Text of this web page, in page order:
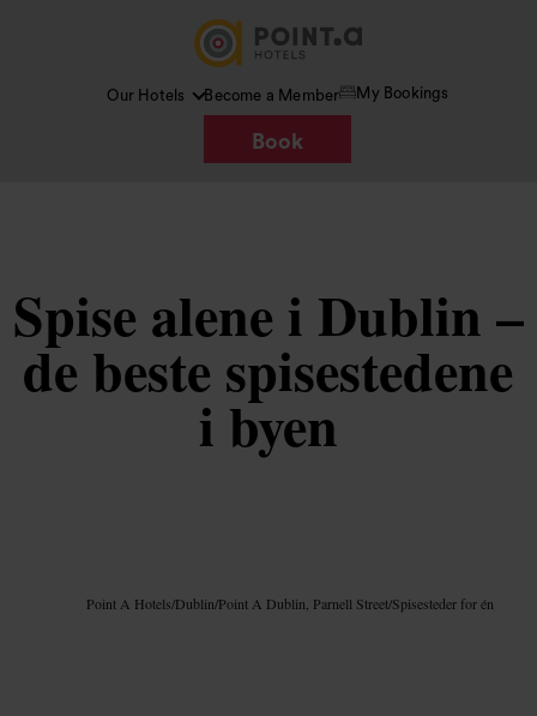
Our Hotels Become a Member My Bookings
Book
Spise alene i Dublin –
de beste spisestedene
i byen
Point A Hotels/Dublin/Point A Dublin, Parnell Street/Spisesteder for én